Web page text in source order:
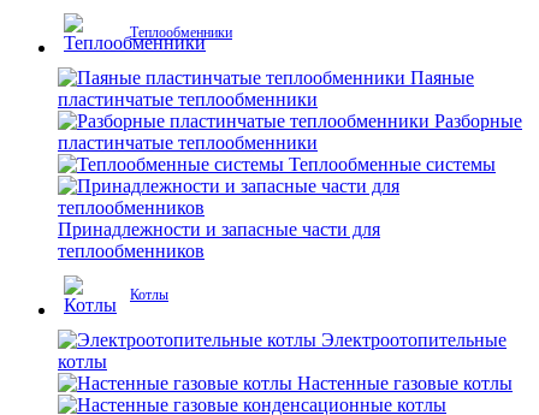
Теплообменники
Паяные
пластинчатые теплообменники
Разборные
пластинчатые теплообменники
Теплообменные системы
Принадлежности и запасные части для
теплообменников
Котлы
Электроотопительные
котлы
Настенные газовые котлы